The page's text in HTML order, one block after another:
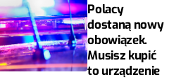
Polacy
dostaną nowy
obowiązek.
Musisz kupić
to urządzenie